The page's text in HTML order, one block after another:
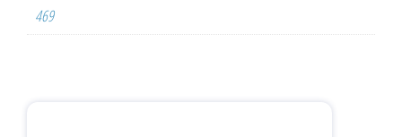
469